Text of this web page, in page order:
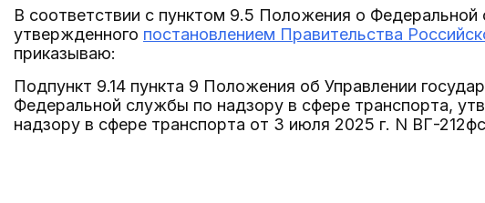
В соответствии с пунктом 9.5 Положения о
утвержденного постановлением Правительства
приказываю:
Подпункт 9.14 пункта 9 Положения об Управлении
Федеральной службы по надзору в сфере транспорта,
надзору в сфере транспорта от 3 июля 2025 г. N ВГ-